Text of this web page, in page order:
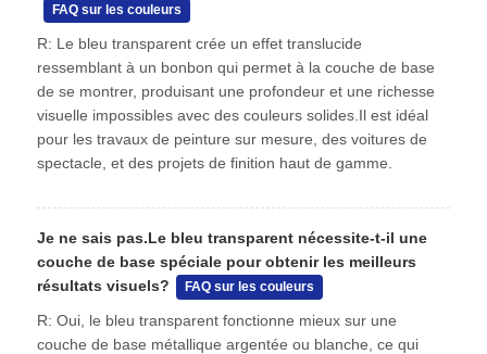
FAQ sur les couleurs
R: Le bleu transparent crée un effet translucide
ressemblant à un bonbon qui permet à la couche de base
de se montrer, produisant une profondeur et une richesse
visuelle impossibles avec des couleurs solides.Il est idéal
pour les travaux de peinture sur mesure, des voitures de
spectacle, et des projets de finition haut de gamme.
Je ne sais pas.Le bleu transparent nécessite-t-il une
couche de base spéciale pour obtenir les meilleurs
résultats visuels?
FAQ sur les couleurs
R: Oui, le bleu transparent fonctionne mieux sur une
couche de base métallique argentée ou blanche, ce qui